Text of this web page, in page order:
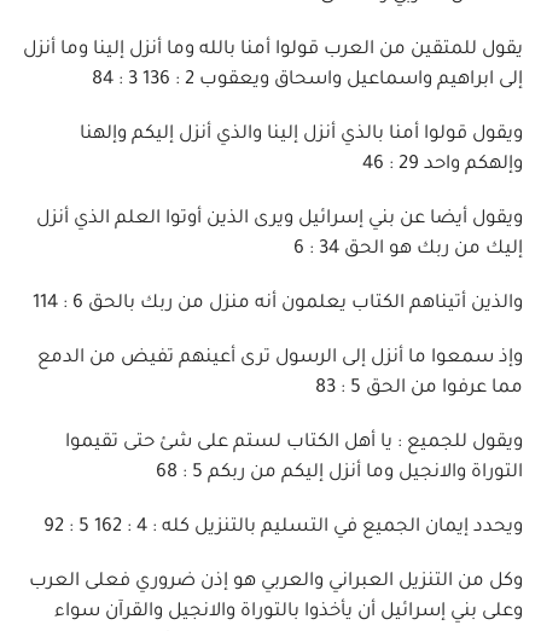
يقول للمتقين من العرب قولوا أمنا بالله وما أنزل إلينا وما أنزل
إلى ابراهيم واسماعيل واسحاق ويعقوب 2 : 136 3 : 84
ويقول قولوا أمنا بالذي أنزل إلينا والذي أنزل إليكم وإلهنا
وإلهكم واحد 29 : 46
ويقول أيضا عن بني إسرائيل ويرى الذين أوتوا العلم الذي أنزل
إليك من ربك هو الحق 34 : 6
والذين أتيناهم الكتاب يعلمون أنه منزل من ربك بالحق 6 : 114
وإذ سمعوا ما أنزل إلى الرسول ترى أعينهم تفيض من الدمع
مما عرفوا من الحق 5 : 83
ويقول للجميع : يا أهل الكتاب لستم على شئ حتى تقيموا
التوراة والانجيل وما أنزل إليكم من ربكم 5 : 68
ويحدد إيمان الجميع في التسليم بالتنزيل كله : 4 : 162 5 : 92
وكل من التنزيل العبراني والعربي هو إذن ضروري فعلى العرب
وعلى بني إسرائيل أن يأخذوا بالتوراة والانجيل والقرآن سواء